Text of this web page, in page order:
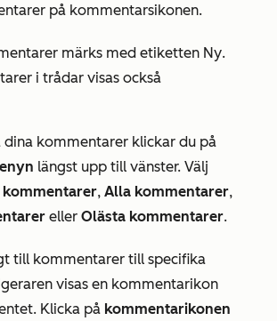
på kommentarsikonen.
märks med etiketten Ny.
i trådar visas också
dina kommentarer klickar du på
längst upp till vänster. Välj
kommentarer, Alla kommentarer,
eller Olästa kommentarer.
till kommentarer till specifika
visas en kommentarikon
Klicka på kommentarikonen